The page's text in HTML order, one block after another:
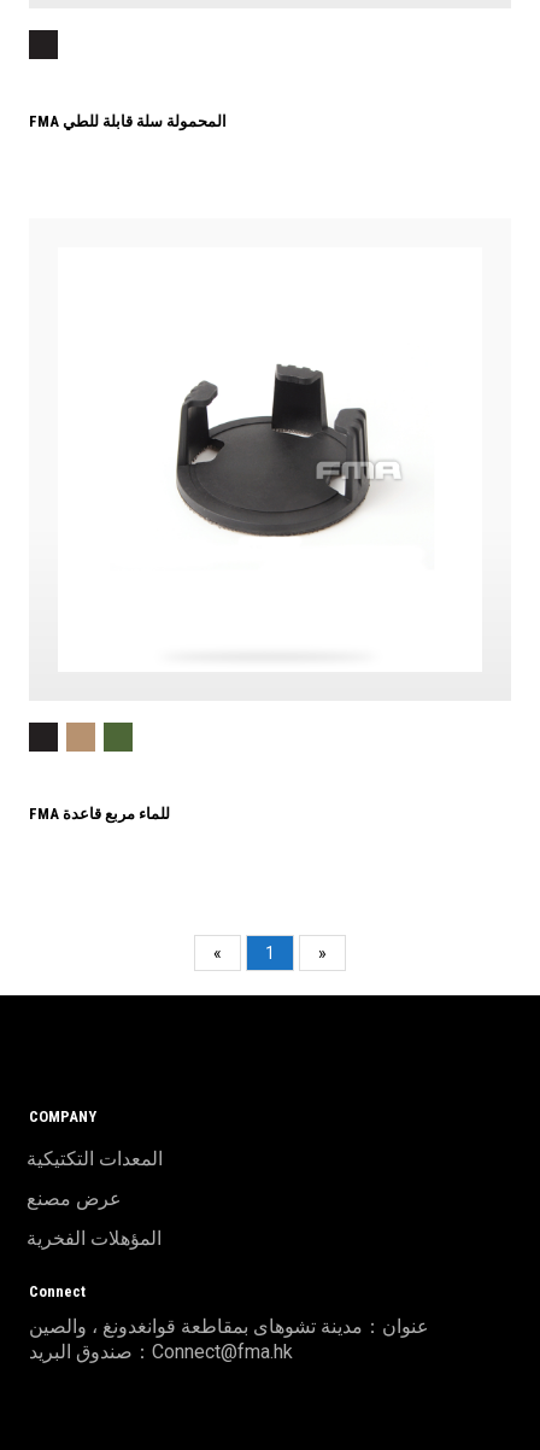
FMA المحمولة سلة قابلة للطي
FMA للماء مربع قاعدة
« 1 »
COMPANY
المعدات التكتيكية
عرض مصنع
المؤهلات الفخرية
Connect
عنوان：مدينة تشوهاى بمقاطعة قوانغدونغ ، والصين
صندوق البريد：Connect@fma.hk